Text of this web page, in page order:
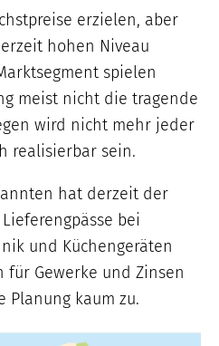
erzielen, aber
hohen Niveau
spielen
meist nicht die tragende
wird nicht mehr jeder
realisierbar sein.
hat derzeit der
bei
und Küchengeräten
für Gewerke und Zinsen
Planung kaum zu.